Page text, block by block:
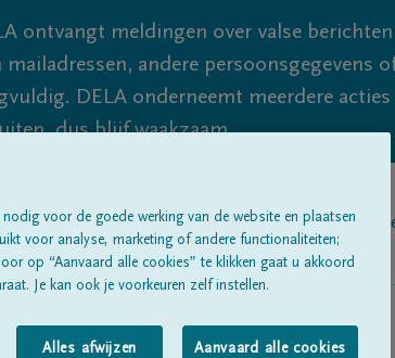
ontvangt meldingen over valse
andere persoonsgegevens
DELA onderneemt meerdere
dus blijf waakzaam.
Alle rouwberichtenOver ons
voor de goede werking van de website en plaatsen
voor analyse, marketing of andere functionaliteiten;
op “Aanvaard alle cookies” te klikken gaat u akkoord
Je kan ook je voorkeuren zelf instellen.
Alles afwijzen Aanvaard alle cookies